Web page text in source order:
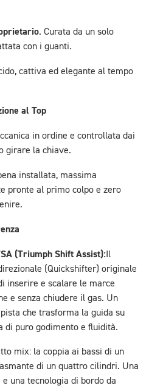
. Curata da un solo
con i guanti.
cattiva ed elegante al tempo
al Top
in ordine e controllata dai
girare la chiave.
installata, massima
pronte al primo colpo e zero
(Triumph Shift Assist): Il
(Quickshifter) originale
inserire e scalare le marce
e senza chiudere il gas. Un
che trasforma la guida su
di puro godimento e fluidità.
mix: la coppia ai bassi di un
di un quattro cilindri. Una
una tecnologia di bordo da